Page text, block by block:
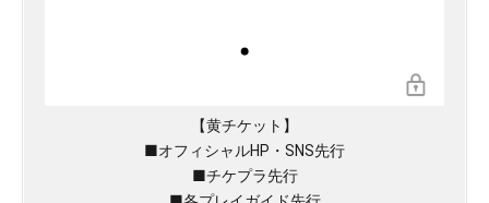
【黄チケット】
■オフィシャルHP・SNS先行
■チケプラ先行